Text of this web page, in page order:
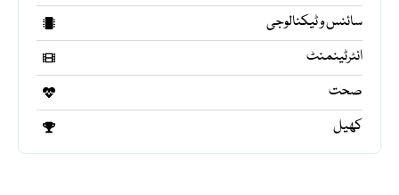
سائنس و ٹیکنالوجی
انٹرٹینمنٹ
صحت
کھیل